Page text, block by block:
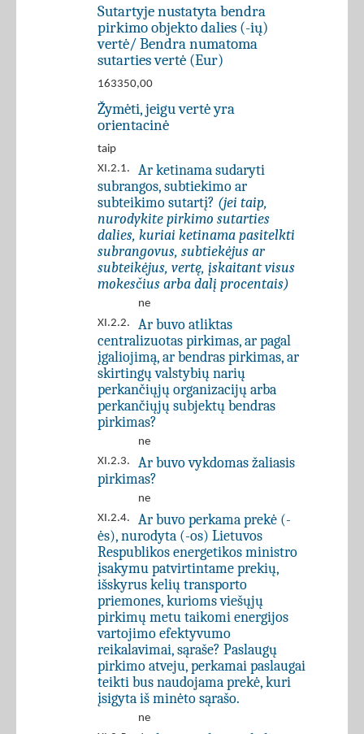
Sutartyje nustatyta bendra
pirkimo objekto dalies (-ių)
vertė/ Bendra numatoma
sutarties vertė (Eur)
163350,00
Žymėti, jeigu vertė yra
orientacinė
taip
XI.2.1.
Ar ketinama sudaryti
subrangos, subtiekimo ar
subteikimo sutartį? (jei taip,
nurodykite pirkimo sutarties
dalies, kuriai ketinama pasitelkti
subrangovus, subtiekėjus ar
subteikėjus, vertę, įskaitant visus
mokesčius arba dalį procentais)
ne
XI.2.2.
Ar buvo atliktas
centralizuotas pirkimas, ar pagal
įgaliojimą, ar bendras pirkimas, ar
skirtingų valstybių narių
perkančiųjų organizacijų arba
perkančiųjų subjektų bendras
pirkimas?
ne
XI.2.3.
Ar buvo vykdomas žaliasis
pirkimas?
ne
XI.2.4.
Ar buvo perkama prekė (-
ės), nurodyta (-os) Lietuvos
Respublikos energetikos ministro
įsakymu patvirtintame prekių,
išskyrus kelių transporto
priemones, kurioms viešųjų
pirkimų metu taikomi energijos
vartojimo efektyvumo
reikalavimai, sąraše? Paslaugų
pirkimo atveju, perkamai paslaugai
teikti bus naudojama prekė, kuri
įsigyta iš minėto sąrašo.
ne